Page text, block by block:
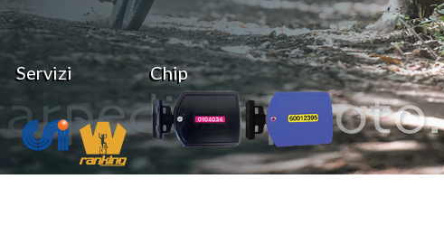
Servizi Chip